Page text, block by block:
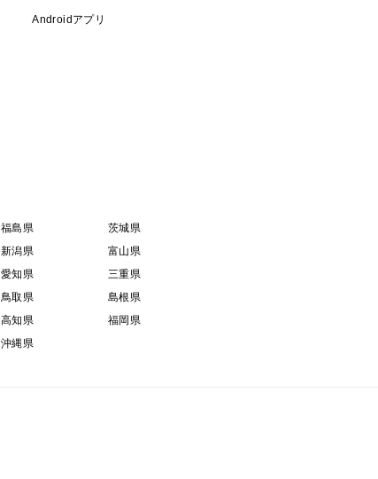
Androidアプリ
福島県
茨城県
新潟県
富山県
愛知県
三重県
鳥取県
島根県
高知県
福岡県
沖縄県